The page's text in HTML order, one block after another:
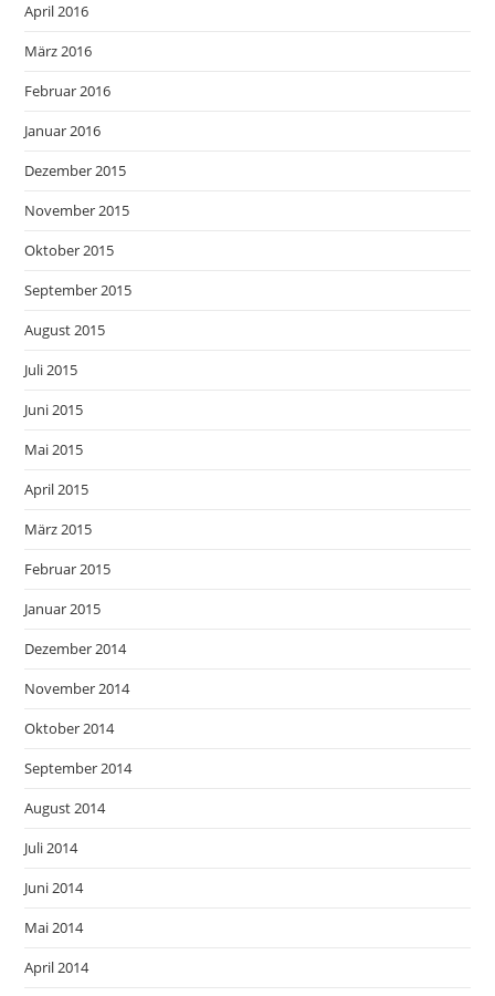
April 2016
März 2016
Februar 2016
Januar 2016
Dezember 2015
November 2015
Oktober 2015
September 2015
August 2015
Juli 2015
Juni 2015
Mai 2015
April 2015
März 2015
Februar 2015
Januar 2015
Dezember 2014
November 2014
Oktober 2014
September 2014
August 2014
Juli 2014
Juni 2014
Mai 2014
April 2014